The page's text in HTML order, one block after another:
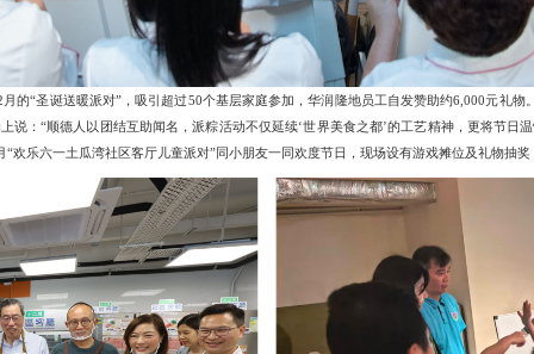
区客厅开幕以来，润爱同行联同多个合作伙伴，举办各类活
“女厨师教室”系列活动，自2024年8月启动以来已举办十期
能够亲手制作美味菜式，不仅提升了烹饪技巧，更从中获得满